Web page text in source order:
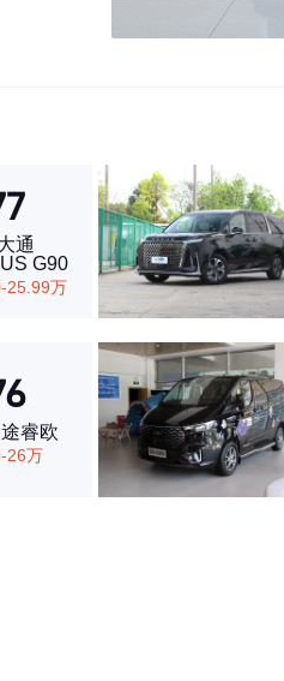
同级车
通
G90
25.99万
睿欧
26万